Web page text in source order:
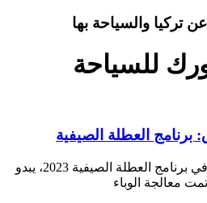
تركيا والسياحة بها
للسياحة
العطلة الصيفية
برنامج العطلة الصيفية 2023 في برنامج العطلة الصيفية 2023، يبدو
معالجة الوباء